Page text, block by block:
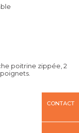
poitrine zippée, 2
CONTACT